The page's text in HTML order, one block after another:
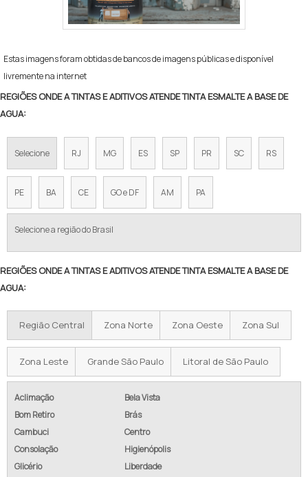
Estas imagens foram obtidas de bancos de imagens públicas e disponível
livremente na internet
REGIÕES ONDE A TINTAS E ADITIVOS ATENDE TINTA ESMALTE A BASE DE
AGUA:
Selecione RJ MG ES SP PR SC RS
PE BA CE GO e DF AM PA
Selecione a região do Brasil
REGIÕES ONDE A TINTAS E ADITIVOS ATENDE TINTA ESMALTE A BASE DE
AGUA:
Região Central Zona Norte Zona Oeste Zona Sul
Zona Leste Grande São Paulo Litoral de São Paulo
Aclimação
Bela Vista
Bom Retiro
Brás
Cambuci
Centro
Consolação
Higienópolis
Glicério
Liberdade